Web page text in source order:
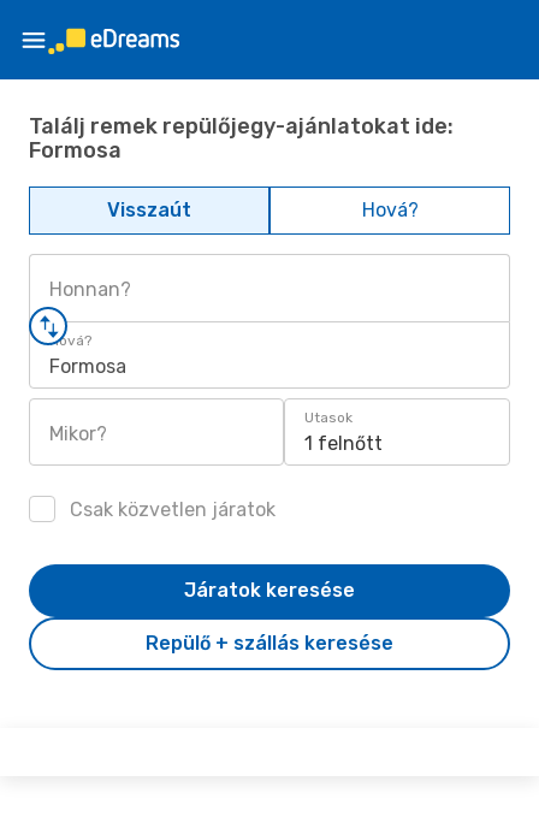
Találj remek repülőjegy-ajánlatokat ide:
Formosa
Visszaút Hová?
Honnan?
Hová?
Formosa
Mikor?
Utasok
1 felnőtt
Csak közvetlen járatok
Repülő + szállás keresése
Járatok keresése